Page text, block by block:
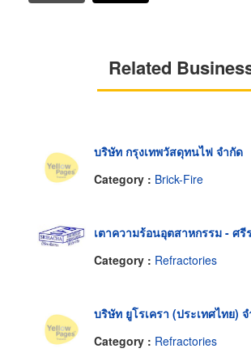
Related
บริษัท กรุงเทพวัสดุทนไฟ จำกัด
Category : Brick-Fire
เตาความร้อนอุตสาหกรรม - ศ
Category : Refractories
บริษัท ยูโรเครา (ประเทศไทย)
Category : Refractories